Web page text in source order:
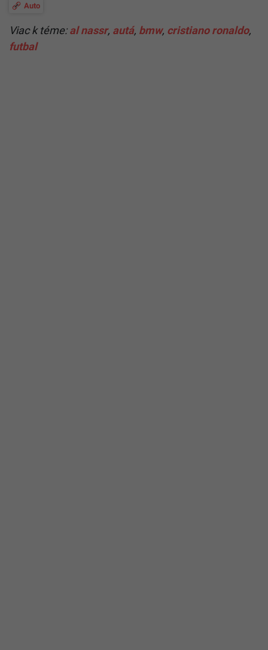
Auto
Viac k téme:al nassr, autá, bmw, cristiano ronaldo,
futbal